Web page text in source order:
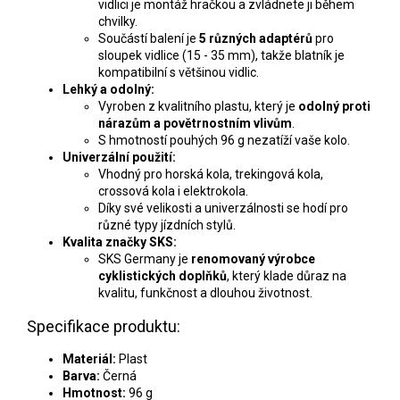
vidlici je montáž hračkou a zvládnete ji během
chvilky.
Součástí balení je 5 různých adaptérůpro
sloupek vidlice (15 - 35 mm), takže blatník je
kompatibilní s většinou vidlic.
Lehký a odolný:
Vyroben z kvalitního plastu, který je odolný proti
nárazům a povětrnostním vlivům
S hmotností pouhých 96 g nezatíží vaše kolo.
Univerzální použití:
Vhodný pro horská kola, trekingová kola,
crossová kola i elektrokola.
Díky své velikosti a univerzálnosti se hodí pro
různé typy jízdních stylů.
Kvalita značky SKS:
SKS Germany je renomovaný výrobce
cyklistických doplňků, který klade důraz na
kvalitu, funkčnost a dlouhou životnost.
Specifikace produktu:
Materiál: Plast
Barva: Černá
Hmotnost: 96 g